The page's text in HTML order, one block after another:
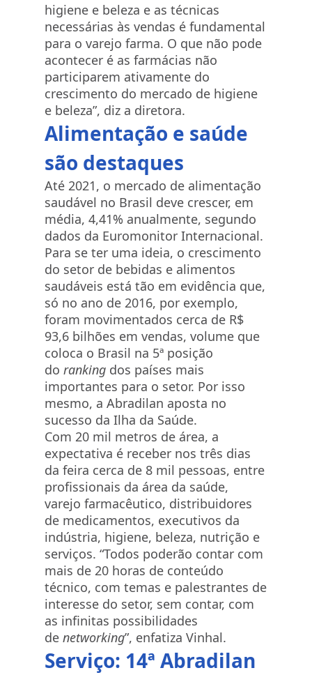
higiene e beleza e as técnicas
necessárias às vendas é fundamental
para o varejo farma. O que não pode
acontecer é as farmácias não
participarem ativamente do
crescimento do mercado de higiene
e beleza”, diz a diretora.
Alimentação e saúde
são destaques
Até 2021, o mercado de alimentação
saudável no Brasil deve crescer, em
média, 4,41% anualmente, segundo
dados da Euromonitor Internacional.
Para se ter uma ideia, o crescimento
do setor de bebidas e alimentos
saudáveis está tão em evidência que,
só no ano de 2016, por exemplo,
foram movimentados cerca de R$
93,6 bilhões em vendas, volume que
coloca o Brasil na 5ª posição
do ranking dos países mais
importantes para o setor. Por isso
mesmo, a Abradilan aposta no
sucesso da Ilha da Saúde.
Com 20 mil metros de área, a
expectativa é receber nos três dias
da feira cerca de 8 mil pessoas, entre
profissionais da área da saúde,
varejo farmacêutico, distribuidores
de medicamentos, executivos da
indústria, higiene, beleza, nutrição e
serviços. “Todos poderão contar com
mais de 20 horas de conteúdo
técnico, com temas e palestrantes de
interesse do setor, sem contar, com
as infinitas possibilidades
de networking”, enfatiza Vinhal.
Serviço: 14ª Abradilan